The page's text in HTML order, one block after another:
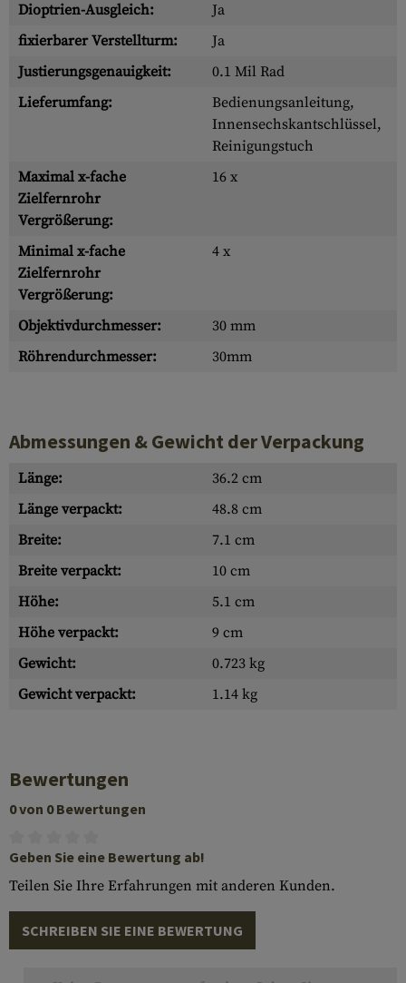
Dioptrien-Ausgleich:
Ja
fixierbarer Verstellturm:
Ja
Justierungsgenauigkeit:
0.1 Mil Rad
Lieferumfang:
Bedienungsanleitung,
Innensechskantschlüssel,
Reinigungstuch
Maximal x-fache
Zielfernrohr
Vergrößerung:
16 x
Minimal x-fache
Zielfernrohr
Vergrößerung:
4 x
Objektivdurchmesser:
30 mm
Röhrendurchmesser:
30mm
Abmessungen & Gewicht der Verpackung
Länge:
36.2 cm
Länge verpackt:
48.8 cm
Breite:
7.1 cm
Breite verpackt:
10 cm
Höhe:
5.1 cm
Höhe verpackt:
9 cm
Gewicht:
0.723 kg
Gewicht verpackt:
1.14 kg
Bewertungen
0 von 0 Bewertungen
Geben Sie eine Bewertung ab!
Teilen Sie Ihre Erfahrungen mit anderen Kunden.
SCHREIBEN SIE EINE BEWERTUNG